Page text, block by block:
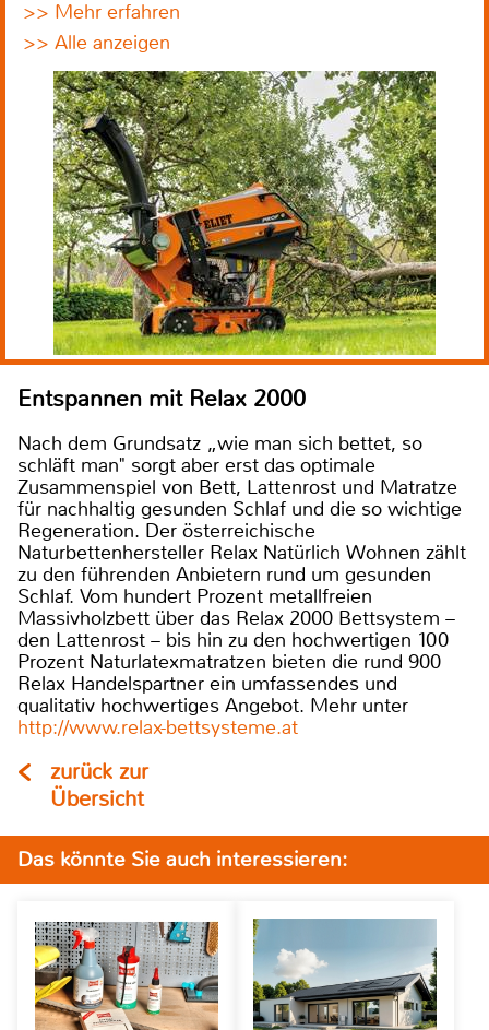
>> Mehr erfahren
>> Alle anzeigen
Entspannen mit Relax 2000
Nach dem Grundsatz „wie man sich bettet, so
schläft man" sorgt aber erst das optimale
Zusammenspiel von Bett, Lattenrost und Matratze
für nachhaltig gesunden Schlaf und die so wichtige
Regeneration. Der österreichische
Naturbettenhersteller Relax Natürlich Wohnen zählt
zu den führenden Anbietern rund um gesunden
Schlaf. Vom hundert Prozent metallfreien
Massivholzbett über das Relax 2000 Bettsystem –
den Lattenrost – bis hin zu den hochwertigen 100
Prozent Naturlatexmatratzen bieten die rund 900
Relax Handelspartner ein umfassendes und
qualitativ hochwertiges Angebot. Mehr unter
http://www.relax-bettsysteme.at
zurück zur
Übersicht
Das könnte Sie auch interessieren: